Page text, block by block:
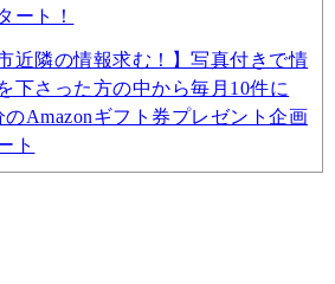
ート！
近隣の情報求む！】写真付きで情
下さった方の中から毎月10件に
のAmazonギフト券プレゼント企画
ト